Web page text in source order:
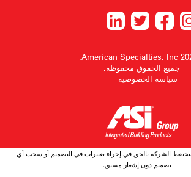
جميع الحقوق محفوظة.
سياسة الخصوصية
American Specialtiesتحتفظ الشركة بالحق في إجراء تغييرات في التصميم أو سحب أي
تصميم دون إشعار مسبق.